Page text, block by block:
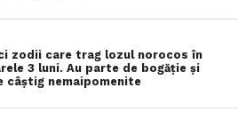
zodii care trag lozul norocos în
3 luni. Au parte de bogăție și
câștig nemaipomenite